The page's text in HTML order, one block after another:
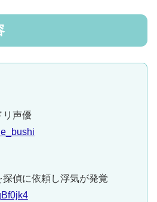
リ声優
探偵に依頼し浮気が発覚